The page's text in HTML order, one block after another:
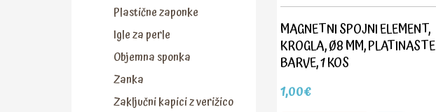
Plastične zaponke
Igle za perle
Objemna sponka
Zanka
Zaključni kapici z verižico
MAGNETNI SPOJNI ELEMENT,
KROGLA, Ø8 MM, PLATINASTE
BARVE, 1 KOS
1,00€